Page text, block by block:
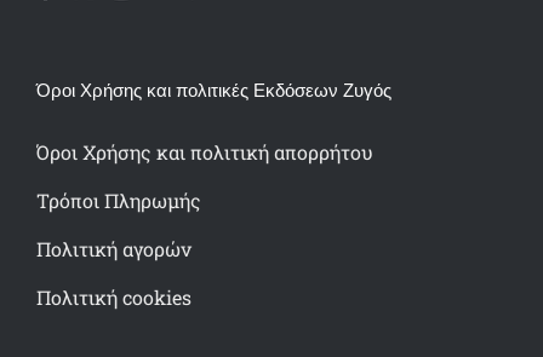
Όροι Χρήσης και πολιτικές Εκδόσεων Ζυγός
Όροι Χρήσης και πολιτική απορρήτου
Τρόποι Πληρωμής
Πολιτική αγορών
Πολιτική cookies